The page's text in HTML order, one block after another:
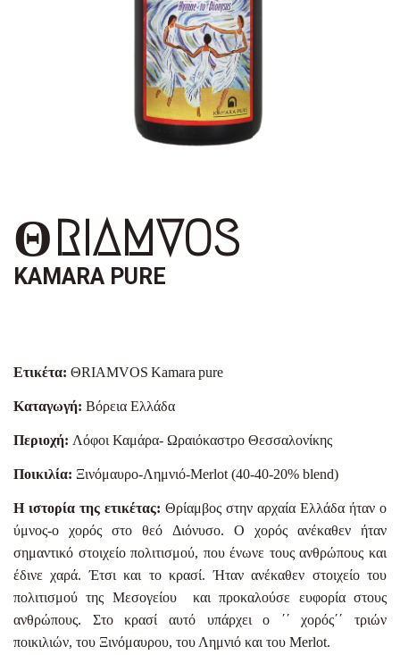
ΘRIAMVOS
KAMARA PURE
Ετικέτα: ΘRIAMVOS Kamara pure
Καταγωγή: Βόρεια Ελλάδα
Περιοχή: Λόφοι Καμάρα- Ωραιόκαστρο Θεσσαλονίκης
Ποικιλία: Ξινόμαυρο-Λημνιό-Merlot (40-40-20% blend)
Η ιστορία της ετικέτας: Θρίαμβος στην αρχαία Ελλάδα ήταν ο
ύμνος-ο χορός στο θεό Διόνυσο. Ο χορός ανέκαθεν ήταν
σημαντικό στοιχείο πολιτισμού, που ένωνε τους ανθρώπους και
έδινε χαρά. Έτσι και το κρασί. Ήταν ανέκαθεν στοιχείο του
πολιτισμού της Μεσογείου και προκαλούσε ευφορία στους
ανθρώπους. Στο κρασί αυτό υπάρχει ο ΄΄ χορός΄΄ τριών
ποικιλιών, του Ξινόμαυρου, του Λημνιό και του Μerlot.